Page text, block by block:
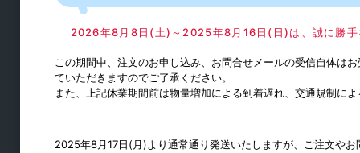
トイレブース金物
ボルト・取手
2026年8月8日(土)～2025年8月16日(日)は、誠に勝手
この期間中、注文のお申し込み、お問合せメールの受信自体は
ていただきますのでご了承ください。
また、上記休業期間前は物量増加による到着遅れ、交通規制に
2025年8月17日(月)より通常通り発送いたしますが、ご注文や